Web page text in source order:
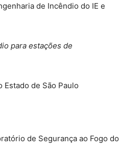
de Incêndio do IE e
para estações de
de São Paulo
de Segurança ao Fogo do